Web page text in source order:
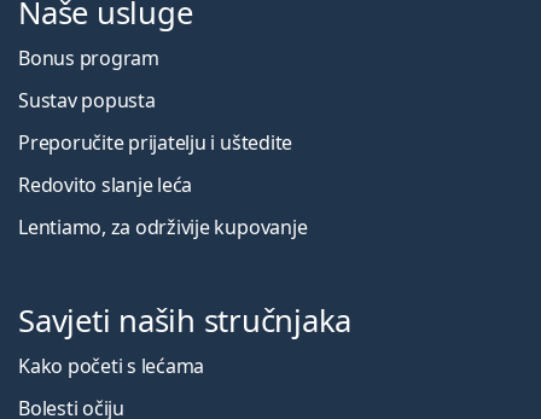
Naše usluge
Bonus program
Sustav popusta
Preporučite prijatelju i uštedite
Redovito slanje leća
Lentiamo, za održivije kupovanje
Savjeti naših stručnjaka
Kako početi s lećama
Bolesti očiju